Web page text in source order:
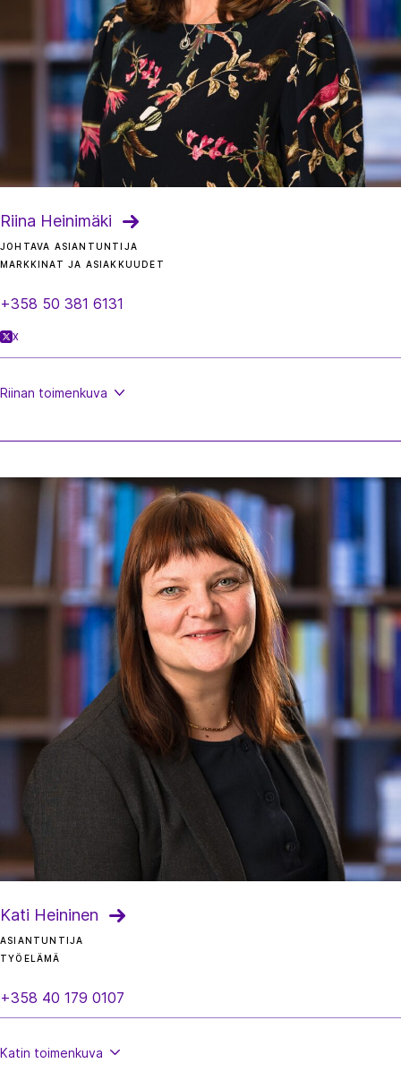
Riina Heinimäki
JOHTAVA ASIANTUNTIJA
MARKKINAT JA ASIAKKUUDET
+358 50 381 6131
X
Riinan toimenkuva
Kati Heininen
ASIANTUNTIJA
TYÖELÄMÄ
+358 40 179 0107
Katin toimenkuva